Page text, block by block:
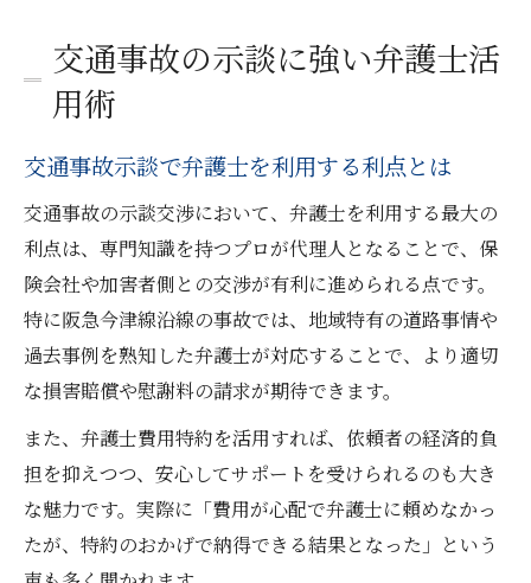
拠
阪急今津線沿線なら弁護士相談が安心
地域密着の弁護士が交通事故に強い理由
交通事故示談で弁護士選びが重要な背景
弁護士相談で得られる安心サポート内容
阪急今津線沿線の弁護士活用法を紹介
示談交渉を有利に進めるための知識
弁護士が示談交渉を有利にする具体策
交通事故の賠償額を高める知識を解説
弁護士活用で過失割合を納得に導く方法
示談金増額に弁護士が果たす役割とは
交渉の落とし穴と弁護士のサポート例
交通事故の示談に強い弁護士活
用術
交通事故示談で弁護士を利用する利点とは
交通事故の示談交渉において、弁護士を利用する最大の
利点は、専門知識を持つプロが代理人となることで、保
険会社や加害者側との交渉が有利に進められる点です。
特に阪急今津線沿線の事故では、地域特有の道路事情や
過去事例を熟知した弁護士が対応することで、より適切
な損害賠償や慰謝料の請求が期待できます。
また、弁護士費用特約を活用すれば、依頼者の経済的負
担を抑えつつ、安心してサポートを受けられるのも大き
な魅力です。実際に「費用が心配で弁護士に頼めなかっ
たが、特約のおかげで納得できる結果となった」という